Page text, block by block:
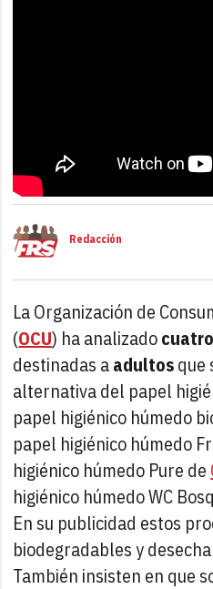
Redacción
La Organización de
(OCU) ha analizado
destinadas aadultosque
alternativa del papel
papel higiénico húmedo
papel higiénico húmedo
higiénico húmedo Pure de
higiénico húmedo WC
En su publicidad estos
biodegradables y
También insisten en que